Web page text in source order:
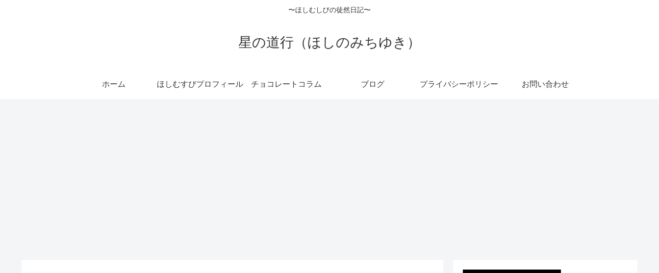
〜ほしむしびの徒然日記〜
星の道行（ほしのみちゆき）
ホーム ほしむすびプロフィール チョコレートコラム ブログ プライバシーポリシー お問い合わせ